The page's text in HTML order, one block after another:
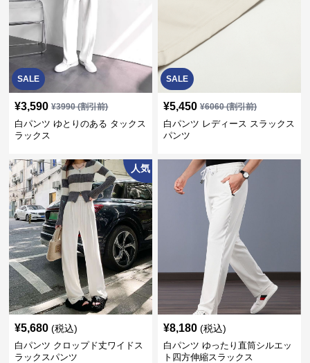
SALE
¥3,590 ¥3990(割引前)
白パンツ ゆとりのある タックス
ラックス
SALE
¥5,450 ¥6060(割引前)
白パンツ レディース スラックス
パンツ
人気
¥5,680 (税込)
白パンツ クロップド丈ワイドス
ラックスパンツ
¥8,180 (税込)
白パンツ ゆったり直筒シルエッ
ト四方伸縮スラックス